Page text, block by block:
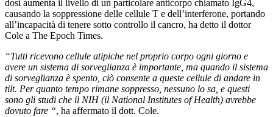
dosi aumenta il livello di un particolare anticorpo chiamato IgG4,
causando la soppressione delle cellule T e dell’interferone, portando
all’incapacità di tenere sotto controllo il cancro, ha detto il dottor
Cole a The Epoch Times.
“Tutti ricevono cellule atipiche nel proprio corpo ogni giorno e
avere un sistema di sorveglianza è importante, ma quando il sistema
di sorveglianza è spento, ciò consente a queste cellule di andare in
tilt. Per quanto tempo rimane soppresso, nessuno lo sa, e questi
sono gli studi che il NIH (il National Institutes of Health) avrebbe
dovuto fare “, ha affermato il dott. Cole.